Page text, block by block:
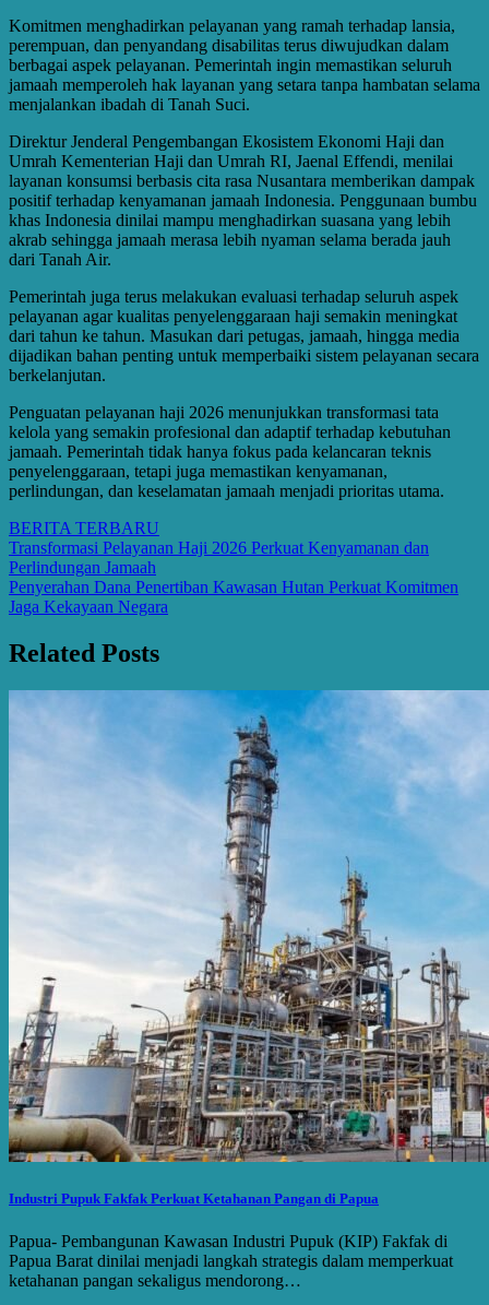
Komitmen menghadirkan pelayanan yang ramah terhadap lansia,
perempuan, dan penyandang disabilitas terus diwujudkan dalam
berbagai aspek pelayanan. Pemerintah ingin memastikan seluruh
jamaah memperoleh hak layanan yang setara tanpa hambatan selama
menjalankan ibadah di Tanah Suci.
Direktur Jenderal Pengembangan Ekosistem Ekonomi Haji dan
Umrah Kementerian Haji dan Umrah RI, Jaenal Effendi, menilai
layanan konsumsi berbasis cita rasa Nusantara memberikan dampak
positif terhadap kenyamanan jamaah Indonesia. Penggunaan bumbu
khas Indonesia dinilai mampu menghadirkan suasana yang lebih
akrab sehingga jamaah merasa lebih nyaman selama berada jauh
dari Tanah Air.
Pemerintah juga terus melakukan evaluasi terhadap seluruh aspek
pelayanan agar kualitas penyelenggaraan haji semakin meningkat
dari tahun ke tahun. Masukan dari petugas, jamaah, hingga media
dijadikan bahan penting untuk memperbaiki sistem pelayanan secara
berkelanjutan.
Penguatan pelayanan haji 2026 menunjukkan transformasi tata
kelola yang semakin profesional dan adaptif terhadap kebutuhan
jamaah. Pemerintah tidak hanya fokus pada kelancaran teknis
penyelenggaraan, tetapi juga memastikan kenyamanan,
perlindungan, dan keselamatan jamaah menjadi prioritas utama.
BERITA TERBARU
Post
navigation
Transformasi Pelayanan Haji 2026 Perkuat Kenyamanan dan
Perlindungan Jamaah
Penyerahan Dana Penertiban Kawasan Hutan Perkuat Komitmen
Jaga Kekayaan Negara
Related Posts
Industri Pupuk Fakfak Perkuat Ketahanan Pangan di Papua
Papua- Pembangunan Kawasan Industri Pupuk (KIP) Fakfak di
Papua Barat dinilai menjadi langkah strategis dalam memperkuat
ketahanan pangan sekaligus mendorong…